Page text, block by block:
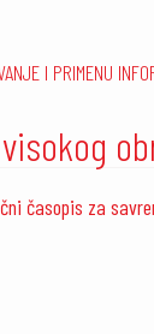
I PRIMENU
časopis za